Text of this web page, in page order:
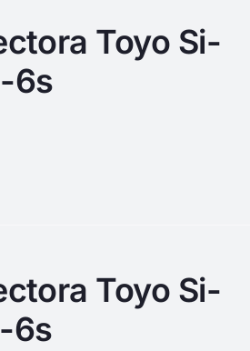
Toyo Si-
6s
Toyo Si-
6s